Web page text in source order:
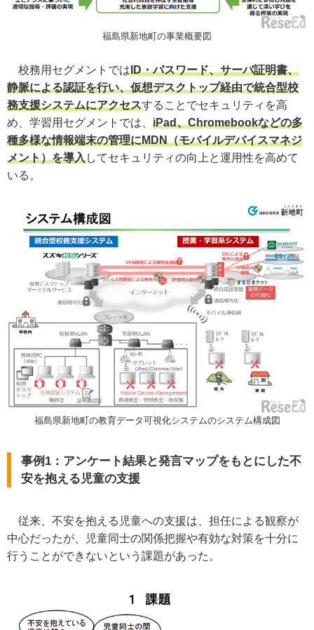
福島県新地町の事業概要図
校務用セグメントではID・パスワード、サーバ証明書、
静脈による認証を行い、仮想デスクトップ経由で統合型校
務支援システムにアクセスすることでセキュリティを高
め、学習用セグメントでは、 iPad、Chromebookなどの多
種多様な情報端末の管理にMDN（モバイルデバイスマネジ
メント）を導入してセキュリティの向上と運用性を高めて
いる。
福島県新地町の教育データ可視化システムのシステム構成図
事例1：アンケート結果と発言マップをもとにした不
安を抱える児童の支援
従来、不安を抱える児童への支援は、担任による観察が
中心だったが、児童同士の関係把握や有効な対策を十分に
行うことができないという課題があった。